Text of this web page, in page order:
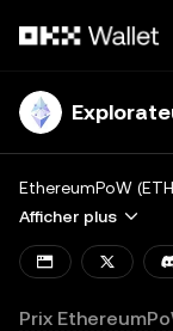
Blockchain
Développeurs
Afficher plus
Prix